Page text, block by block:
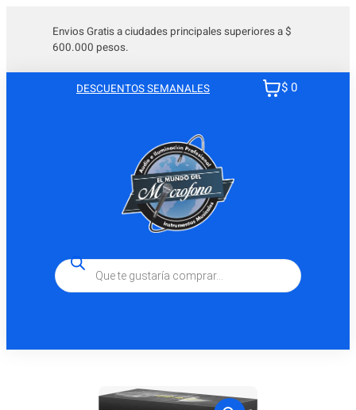
contenido
Envios Gratis a ciudades principales superiores a $
600.000 pesos.
DESCUENTOS SEMANALES $ 0
Búsqueda
de
productos